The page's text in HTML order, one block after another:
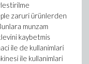
zaruri ürünlerden
munzam
kaybetmis
ile de kullanimlari
ile kullanimlari